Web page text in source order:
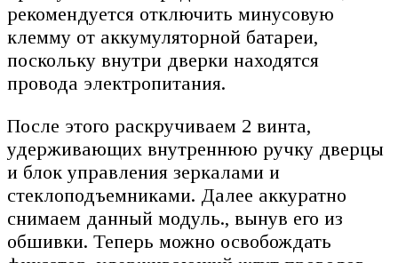
рекомендуется отключить минусовую
клемму от аккумуляторной батареи,
поскольку внутри дверки находятся
провода электропитания.
После этого раскручиваем 2 винта,
удерживающих внутреннюю ручку дверцы
и блок управления зеркалами и
стеклоподъемниками. Далее аккуратно
снимаем данный модуль., вынув его из
обшивки. Теперь можно освобождать